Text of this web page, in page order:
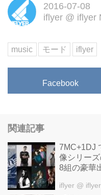
2016-07-08
iflyer @ iflyer
music モード iflyer
Facebook
関連記事
7MC+1DJ
像シリー
8組の豪華
iflyer @